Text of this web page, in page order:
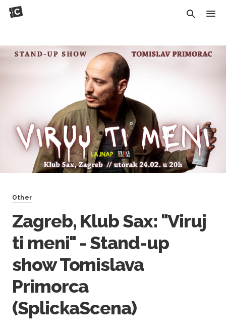
Other
Zagreb, Klub Sax: "Viruj
ti meni" - Stand-up
show Tomislava
Primorca
(SplickaScena)